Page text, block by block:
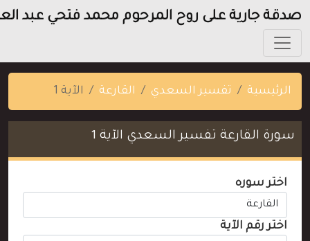
جارية على روح المرحوم محمد فتحي عبد العزيز
الرئيسية تفسير السعدي القارعة الآية 1
سورة القارعة تفسير السعدي الآية 1
اختر سوره
اختر رقم الآية